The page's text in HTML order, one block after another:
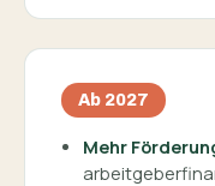
Ab 2027
Mehr